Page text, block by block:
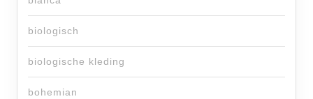
biologisch
biologische kleding
bohemian